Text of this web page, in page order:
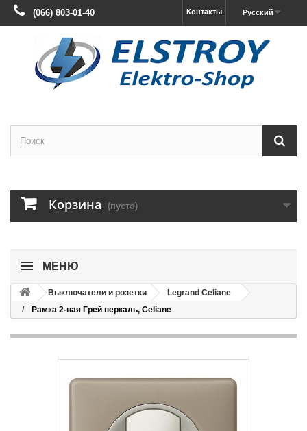
Русский
Контакты
(066) 803-01-40
Корзина (пусто)
МЕНЮ
Выключатели и розетки
Legrand Celiane
Рамка 2-ная Грей перкаль, Celiane